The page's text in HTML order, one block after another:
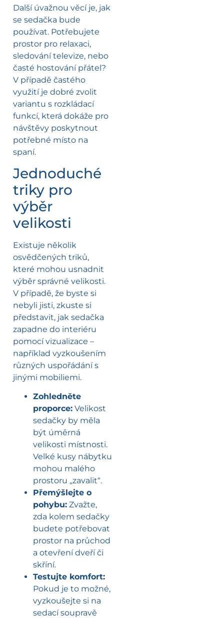
Další úvažnou věcí je, jak
se sedačka bude
používat. Potřebujete
prostor pro relaxaci,
sledování televize, nebo
časté hostování přátel?
V případě častého
využití je dobré zvolit
variantu s rozkládací
funkcí, která dokáže pro
návštěvy poskytnout
potřebné místo na
spaní.
Jednoduché
triky pro
výběr
velikosti
Existuje několik
osvědčených triků,
které mohou usnadnit
výběr správné velikosti.
V případě, že byste si
nebyli jisti, zkuste si
představit, jak sedačka
zapadne do interiéru
pomocí vizualizace –
například vyzkoušením
různých uspořádání s
jinými mobiliemi.
Zohledněte
proporce: Velikost
sedačky by měla
být úměrná
velikosti místnosti.
Velké kusy nábytku
mohou malého
prostoru „zavalit“.
Přemýšlejte o
pohybu: Zvažte,
zda kolem sedačky
budete potřebovat
prostor na průchod
a otevření dveří či
skříní.
Testujte komfort:
Pokud je to možné,
vyzkoušejte si na
sedací soupravě